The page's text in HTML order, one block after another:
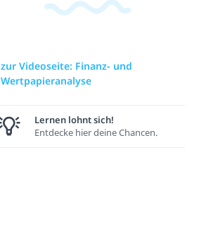
zur Videoseite: Finanz- und
Wertpapieranalyse
Lernen lohnt sich!
Entdecke hier deine Chancen.